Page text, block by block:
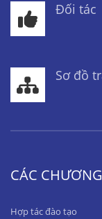
Đối tác
Sơ đồ
CÁC
Hợp tác đào tạo